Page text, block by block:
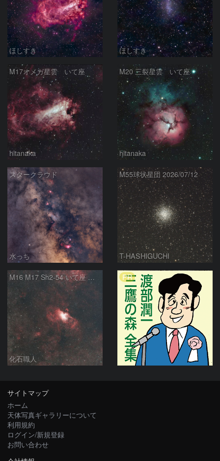
ほしすき ほしすき
M17オメガ星雲 いて座
hltanaka
M20 三裂星雲 いて座
hltanaka
スタークラウド
水っち
M55球状星団 2026/07/12
T-HASHIGUCHI
M16 M17 Sh2-54 いて座 へび座
化石職人
PR
サイトマップ
ホーム
天体写真ギャラリーについて
利用規約
ログイン/新規登録
お問い合わせ